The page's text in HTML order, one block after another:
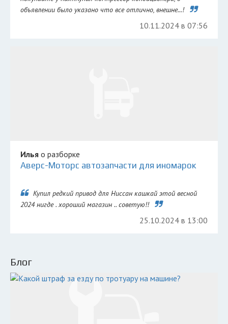
объявлении было указано что все отлично, внешне...!
10.11.2024 в 07:56
Илья о разборке
Аверс-Моторс автозапчасти для иномарок
Купил редкий привод для Ниссан кашкай этой весной
2024 нигде . хороший магазин .. советую!!
25.10.2024 в 13:00
Блог